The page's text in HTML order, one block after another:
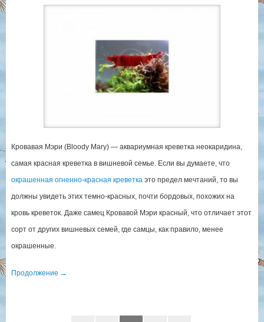
Кровавая Мэри (Bloody Mary) — аквариумная креветка неокаридина,
самая красная креветка в вишневой семье. Если вы думаете, что
окрашенная огненно-красная креветка это предел мечтаний, то вы
должны увидеть этих темно-красных, почти бордовых, похожих на
кровь креветок. Даже самец Кровавой Мэри красный, что отличает этот
сорт от других вишневых семей, где самцы, как правило, менее
окрашенные.
Продолжение →